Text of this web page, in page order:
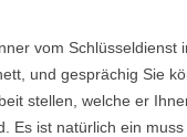
vom Schlüsseldienst
und gesprächig Sie
stellen, welche er
Es ist natürlich ein